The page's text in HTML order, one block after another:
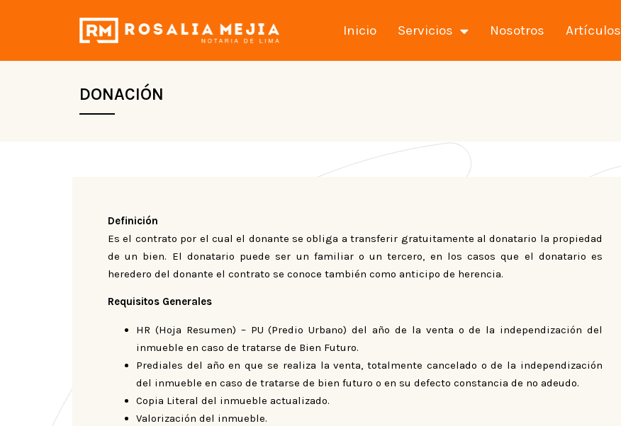
Inicio Servicios Nosotros Artículos
DONACIÓN
Definición
Es el contrato por el cual el donante se obliga a transferir gratuitamente al donatario la propiedad
de un bien. El donatario puede ser un familiar o un tercero, en los casos que el donatario es
heredero del donante el contrato se conoce también como anticipo de herencia.
Requisitos Generales
HR (Hoja Resumen) – PU (Predio Urbano) del año de la venta o de la independización del
inmueble en caso de tratarse de Bien Futuro.
Prediales del año en que se realiza la venta, totalmente cancelado o de la independización
del inmueble en caso de tratarse de bien futuro o en su defecto constancia de no adeudo.
Copia Literal del inmueble actualizado.
Valorización del inmueble.